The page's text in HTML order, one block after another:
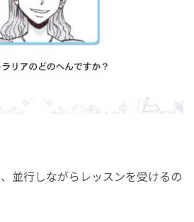
並行しながらレッスンを受けるの